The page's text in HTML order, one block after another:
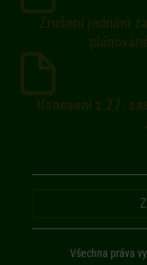
Všechna práva